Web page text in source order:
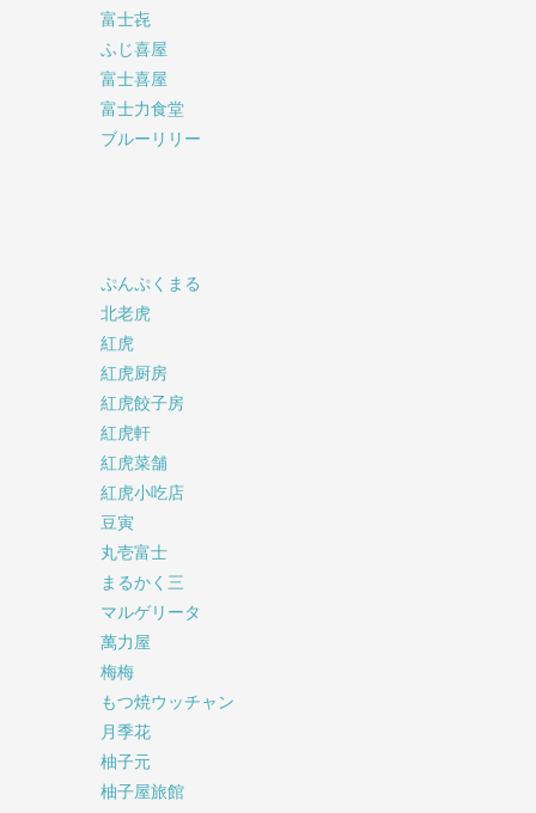
富士㐂
ふじ喜屋
富士喜屋
富士力食堂
ブルーリリー
ぷんぷくまる
北老虎
紅虎
紅虎厨房
紅虎餃子房
紅虎軒
紅虎菜舗
紅虎小吃店
豆寅
丸壱富士
まるかく三
マルゲリータ
萬力屋
梅梅
もつ焼ウッチャン
月季花
柚子元
柚子屋旅館